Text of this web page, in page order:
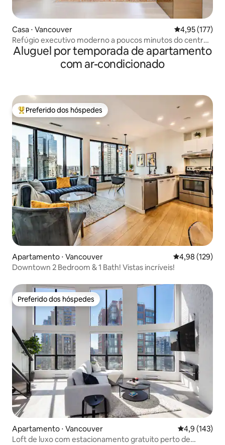
Casa ⋅ Vancouver 4,95 de uma
4,95 (177)
Refúgio executivo moderno a poucos minutos do centro
da cidade!
Aluguel por temporada de apartamento
com ar-condicionado
Entre os melhores preferidos dos hóspedes
Preferido dos hóspedes
Apartamento ⋅ Vancouver 4,98 de uma
4,98 (129)
Downtown 2 Bedroom & 1 Bath! Vistas incríveis!
Preferido dos hóspedes
Preferido dos hóspedes
Apartamento ⋅ Vancouver 4,9 de uma
4,9 (143)
Loft de luxo com estacionamento gratuito perto de